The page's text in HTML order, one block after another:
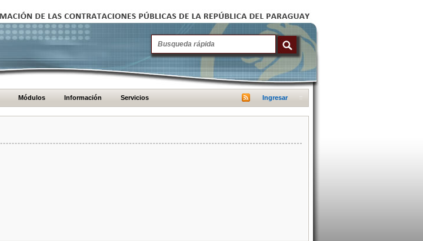
Módulos Información Servicios Ingresar